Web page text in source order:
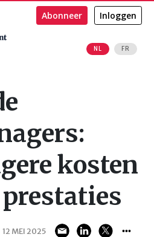
NL FR
Abonneer Inloggen
kosten
12 MEI 2025